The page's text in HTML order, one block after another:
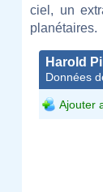
ciel, un
planétaires.
Harold
Données
Ajouter